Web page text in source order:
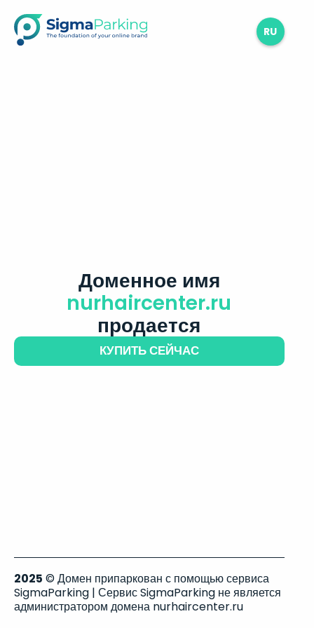
RU
Доменное имя
nurhaircenter.ru
продается
КУПИТЬ СЕЙЧАС
2025 © Домен припаркован с помощью сервиса
SigmaParking | Сервис SigmaParking не является
администратором домена nurhaircenter.ru